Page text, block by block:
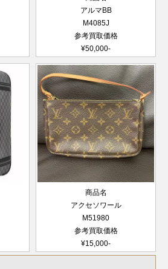
アルマBB
M4085J
参考買取価格
¥50,000-
商品名
アクセソワール
M51980
参考買取価格
¥15,000-